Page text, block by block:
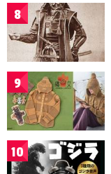
8
9
10